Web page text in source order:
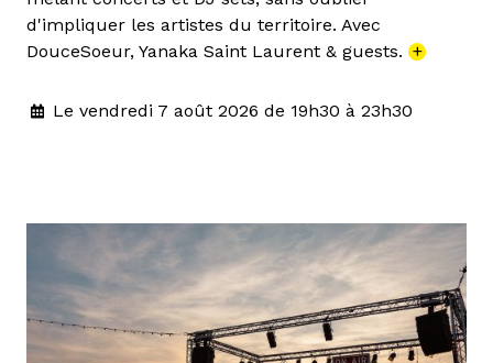
d'impliquer les artistes du territoire. Avec
DouceSoeur, Yanaka Saint Laurent & guests. +
Le vendredi 7 août 2026 de 19h30 à 23h30